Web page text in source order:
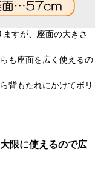
すが、座面の大きさ
も座面を広く使えるの
背もたれにかけてボリ
限に使えるので広